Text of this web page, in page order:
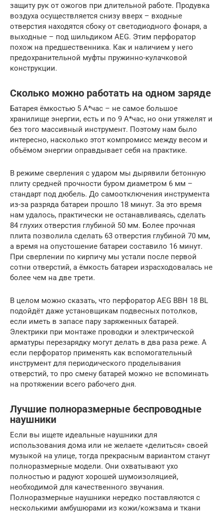
защиту рук от ожогов при длительной работе. Продувка
воздуха осуществляется снизу вверх – входные
отверстия находятся сбоку от светодиодного фонаря, а
выходные – под шильдиком AEG. Этим перфоратор
похож на предшественника. Как и наличием у него
предохранительной муфты пружинно-кулачковой
конструкции.
Сколько можно работать на одном заряде
Батарея ёмкостью 5 А*час – не самое большое
хранилище энергии, есть и по 9 А*час, но они утяжелят и
без того массивный инструмент. Поэтому нам было
интересно, насколько этот компромисс между весом и
объёмом энергии оправдывает себя на практике.
В режиме сверления с ударом мы дырявили бетонную
плиту средней прочности буром диаметром 6 мм –
стандарт под дюбель. До самоотключения инструмента
из-за разряда батареи прошло 18 минут. За это время
нам удалось, практически не останавливаясь, сделать
84 глухих отверстия глубиной 50 мм. Более прочная
плита позволила сделать 63 отверстия глубиной 70 мм,
а время на опустошение батареи составило 16 минут.
При сверлении по кирпичу мы устали после первой
сотни отверстий, а ёмкость батареи израсходовалась не
более чем на две трети.
В целом можно сказать, что перфоратор AEG BBH 18 BL
подойдёт даже установщикам подвесных потолков,
если иметь в запасе пару заряженных батарей.
Электрики при монтаже проводки и электрической
арматуры перезарядку могут делать в два раза реже. А
если перфоратор применять как вспомогательный
инструмент для периодического проделывания
отверстий, то про смену батарей можно не вспоминать
на протяжении всего рабочего дня.
Лучшие полноразмерные беспроводные
наушники
Если вы ищете идеальные наушники для
использования дома или не желаете «делиться» своей
музыкой на улице, тогда прекрасным вариантом станут
полноразмерные модели. Они охватывают ухо
полностью и радуют хорошей шумоизоляцией,
необходимой для качественного звучания.
Полноразмерные наушники нередко поставляются с
несколькими амбушюрами из кожи/кожзама и ткани